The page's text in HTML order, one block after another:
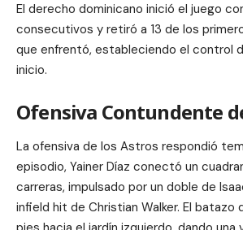
El derecho dominicano inició el juego
consecutivos y retiró a 13 de los
que enfrentó, estableciendo el control
inicio.
Ofensiva Contundente
La ofensiva de los Astros respondió
episodio, Yainer Díaz conectó un
carreras, impulsado por un doble de
infield hit de Christian Walker. El batazo